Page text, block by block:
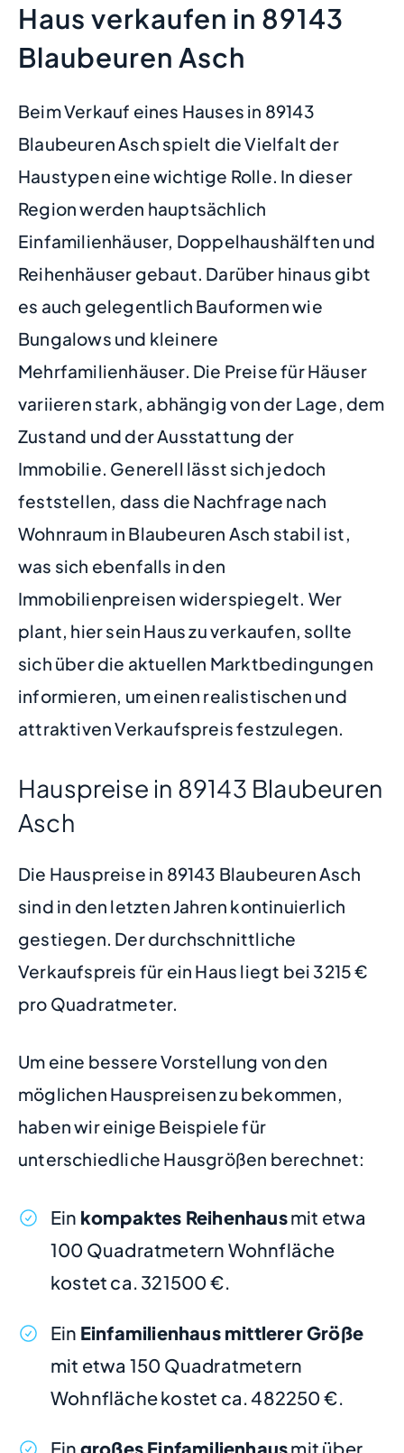
Haus verkaufen in 89143
Blaubeuren Asch
Beim Verkauf eines Hauses in 89143
Blaubeuren Asch spielt die Vielfalt der
Haustypen eine wichtige Rolle. In dieser
Region werden hauptsächlich
Einfamilienhäuser, Doppelhaushälften und
Reihenhäuser gebaut. Darüber hinaus gibt
es auch gelegentlich Bauformen wie
Bungalows und kleinere
Mehrfamilienhäuser. Die Preise für Häuser
variieren stark, abhängig von der Lage, dem
Zustand und der Ausstattung der
Immobilie. Generell lässt sich jedoch
feststellen, dass die Nachfrage nach
Wohnraum in Blaubeuren Asch stabil ist,
was sich ebenfalls in den
Immobilienpreisen widerspiegelt. Wer
plant, hier sein Haus zu verkaufen, sollte
sich über die aktuellen Marktbedingungen
informieren, um einen realistischen und
attraktiven Verkaufspreis festzulegen.
Hauspreise in 89143 Blaubeuren
Asch
Die Hauspreise in 89143 Blaubeuren Asch
sind in den letzten Jahren kontinuierlich
gestiegen. Der durchschnittliche
Verkaufspreis für ein Haus liegt bei 3215 €
pro Quadratmeter.
Um eine bessere Vorstellung von den
möglichen Hauspreisen zu bekommen,
haben wir einige Beispiele für
unterschiedliche Hausgrößen berechnet:
Ein kompaktes Reihenhausmit etwa
100 Quadratmetern Wohnfläche
kostet ca. 321500 €.
Ein Einfamilienhaus mittlerer Größe
mit etwa 150 Quadratmetern
Wohnfläche kostet ca. 482250 €.
Ein großes Einfamilienhausmit über